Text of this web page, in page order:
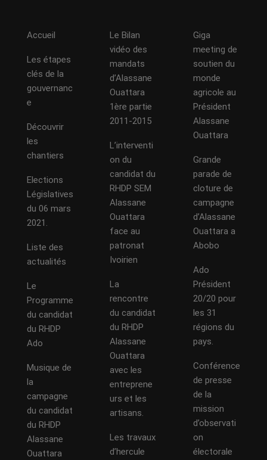
Accueil
Les étapes
clés de la
gouvernanc
e
Découvrir
les
chantiers
Elections
Législatives
du 06 mars
2021.
Liste des
actualités
Le
Programme
du candidat
du RHDP
Ado
Musique de
la
campagne
du candidat
du RHDP
Alassane
Ouattara
Le Bilan
vidéo des
mandats
d’Alassane
Ouattara
1ère partie
2011-2015
L’interventi
on du
candidat du
RHDP SEM
Alassane
Ouattara
face au
patronat
Ivoirien
La
rencontre
du candidat
du RHDP
Alassane
Ouattara
avec les
entreprene
urs et les
artisans.
Les travaux
d’hercule
Giga
meeting de
soutien du
monde
agricole au
Président
Alassane
Ouattara
Grande
parade de
cloture de
campagne
d’Alassane
Ouattara a
Abobo
Ado
Président
20/20 pour
les 31
régions du
pays.
Conférence
de presse
de la
mission
d’observati
on
électorale